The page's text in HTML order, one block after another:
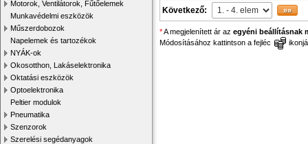
Motorok, Ventilátorok, Fűtőelemek
Munkavédelmi eszközök
Műszerdobozok
Napelemek és tartozékok
NYÁK-ok
Okosotthon, Lakáselektronika
Oktatási eszközök
Optoelektronika
Peltier modulok
Pneumatika
Szenzorok
Szerelési segédanyagok
Következő:
*A megjelenített ár az egyéni beállításnak
Módosításához kattintson a fejléc